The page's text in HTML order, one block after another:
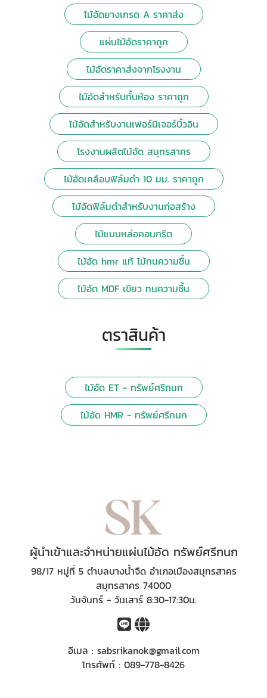
ไม้อัดยางเกรด A ราคาส่ง
แผ่นไม้อัดราคาถูก
ไม้อัดราคาส่งจากโรงงาน
ไม้อัดสำหรับกั้นห้อง ราคาถูก
ไม้อัดสำหรับงานเฟอร์นิเจอร์บิ้วอิน
โรงงานผลิตไม้อัด สมุทรสาคร
ไม้อัดเคลือบฟิล์มดำ 10 มม. ราคาถูก
ไม้อัดฟิล์มดำสำหรับงานก่อสร้าง
ไม้แบบหล่อคอนกรีต
ไม้อัด hmr แท้ ไม้ทนความชื้น
ไม้อัด MDF เขียว ทนความชื้น
ตราสินค้า
ไม้อัด ET - ทรัพย์ศรีกนก
ไม้อัด HMR - ทรัพย์ศรีกนก
ผู้นำเข้าและจำหน่ายแผ่นไม้อัด ทรัพย์ศรีกนก
98/17 หมู่ที่ 5 ตำบลบางน้ำจืด อำเภอเมืองสมุทรสาคร
สมุทรสาคร 74000
วันจันทร์ - วันเสาร์ 8:30-17:30น.
อีเมล : sabsrikanok@gmail.com
โทรศัพท์ : 089-778-8426